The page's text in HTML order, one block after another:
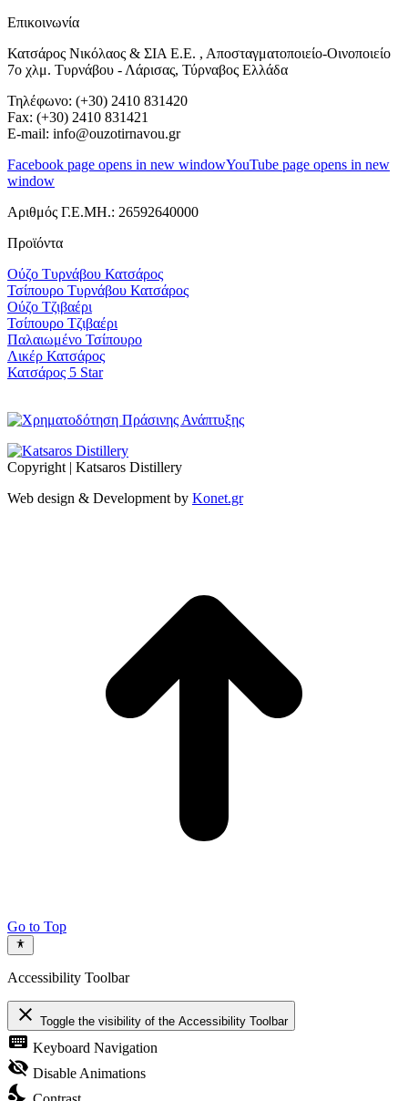
Επικοινωνία
Κατσάρος Νικόλαος & ΣΙΑ Ε.Ε. , Αποσταγματοποιείο-Οινοποιείο
7ο χλμ. Τυρνάβου - Λάρισας, Τύρναβος Ελλάδα
Τηλέφωνο: (+30) 2410 831420
Fax: (+30) 2410 831421
E-mail: info@ouzotirnavou.gr
Facebook page opens in new windowYouTube page opens in new
window
Αριθμός Γ.Ε.ΜΗ.: 26592640000
Προϊόντα
Ούζο Τυρνάβου Κατσάρος
Τσίπουρο Τυρνάβου Κατσάρος
Ούζο Τζιβαέρι
Τσίπουρο Τζιβαέρι
Παλαιωμένο Τσίπουρο
Λικέρ Κατσάρος
Κατσάρος 5 Star
Copyright | Katsaros Distillery
Web design & Development by Konet.gr
Go to Top
Accessibility Toolbar
close Toggle the visibility of the Accessibility Toolbar
keyboard Keyboard Navigation
visibility_off Disable Animations
nights_stay